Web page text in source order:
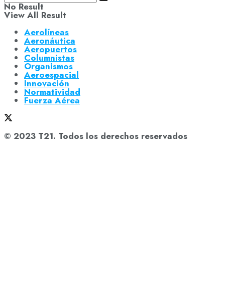
No Result
View All Result
Aerolíneas
Aeronáutica
Aeropuertos
Columnistas
Organismos
Aeroespacial
Innovación
Normatividad
Fuerza Aérea
© 2023 T21. Todos los derechos reservados